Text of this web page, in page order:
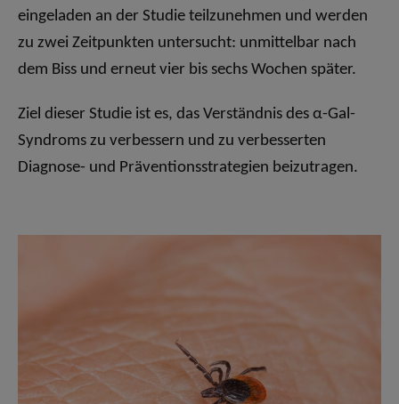
eingeladen an der Studie teilzunehmen und werden
zu zwei Zeitpunkten untersucht: unmittelbar nach
dem Biss und erneut vier bis sechs Wochen später.
Ziel dieser Studie ist es, das Verständnis des α-Gal-
Syndroms zu verbessern und zu verbesserten
Diagnose- und Präventionsstrategien beizutragen.